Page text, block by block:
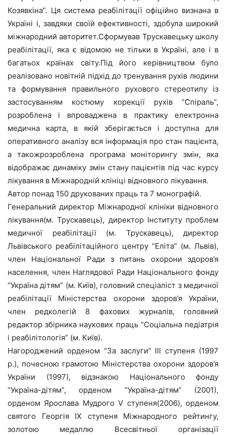
Козявкіна”. Ця система реабілітації офіційно визнана в
Україні і, завдяки своїй ефективності, здобула широкий
міжнародний авторитет.Сформував Трускавецьку школу
реабілітації, яка є відомою не тільки в Україні, але і в
багатьох країнах світу.Під його керівництвом було
реалізовано новітній підхід до тренування рухів людини
та формування правильного рухового стереотипу із
застосуванням костюму корекції рухів “Спіраль”,
розроблена і впроваджена в практику електронна
медична карта, в якій зберігається і доступна для
оперативного аналізу вся інформація про стан пацієнта,
а такожрозроблена програма моніторингу змін, яка
відображає динаміку змін стану пацієнтів під час курсу
лікування в Міжнародній клініці відновного лікування.
Автор понад 150 друкованих праць та 7 монографій.
Генеральний директор Міжнародної клініки відновного
лікування(м. Трускавець), директор Інституту проблем
медичної реабілітації (м. Трускавець), директор
Львівського реабілітаційного центру “Еліта” (м. Львів),
член Національної Ради з питань охорони здоров’я
населення, член Наглядової Ради Національного фонду
“Україна дітям” (м. Київ), головний спеціаліст з медичної
реабілітації Міністерства охорони здоров’я України,
член редколегій 8 фахових журналів, головний
редактор збірника наукових праць “Соціальна педіатрія
і реабілітологія” (м. Київ).
Нагороджений орденом “За заслуги” III ступеня (1997
р.), почесною грамотою Міністерства охорони здоров’я
України (1997), відзнакою Національного фонду
“Україна-дітям”, орденом “Україна-дітям” (2001),
орденом Ярослава Мудрого V ступеня(2006), орденом
святого Георгія ІХ ступеня Міжнародного рейтингу,
золотою медаллю Всесвітньої організації